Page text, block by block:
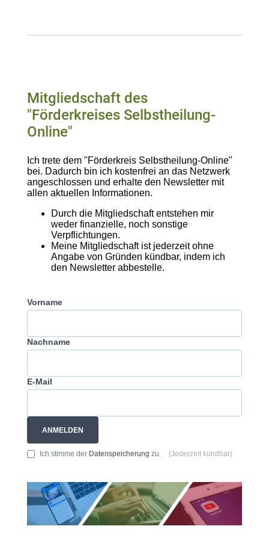
Mitgliedschaft des
"Förderkreises Selbstheilung-
Online"
Ich trete dem "Förderkreis Selbstheilung-Online"
bei. Dadurch bin ich kostenfrei an das Netzwerk
angeschlossen und erhalte den Newsletter mit
allen aktuellen Informationen.
Durch die Mitgliedschaft entstehen mir
weder finanzielle, noch sonstige
Verpflichtungen.
Meine Mitgliedschaft ist jederzeit ohne
Angabe von Gründen kündbar, indem ich
den Newsletter abbestelle.
Vorname
Nachname
E-Mail
ANMELDEN
Ich stimme der Datenspeicherung zu. (Jederzeit kündbar)